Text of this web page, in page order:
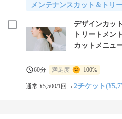
メンテナンスカット＆トリ
デザインカッ
トリートメン
カットメニュ
60分 満足度 100%
通常 ¥5,500/1回 →2チケット